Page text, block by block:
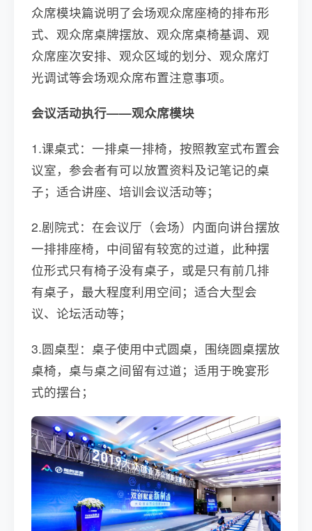
众席模块篇说明了会场观众席座椅的排布形
式、观众席桌牌摆放、观众席桌椅基调、观
众席座次安排、观众区域的划分、观众席灯
光调试等会场观众席布置注意事项。
会议活动执行——观众席模块
1.课桌式：一排桌一排椅，按照教室式布置会
议室，参会者有可以放置资料及记笔记的桌
子；适合讲座、培训会议活动等；
2.剧院式：在会议厅（会场）内面向讲台摆放
一排排座椅，中间留有较宽的过道，此种摆
位形式只有椅子没有桌子，或是只有前几排
有桌子，最大程度利用空间；适合大型会
议、论坛活动等；
3.圆桌型：桌子使用中式圆桌，围绕圆桌摆放
桌椅，桌与桌之间留有过道；适用于晚宴形
式的摆台；